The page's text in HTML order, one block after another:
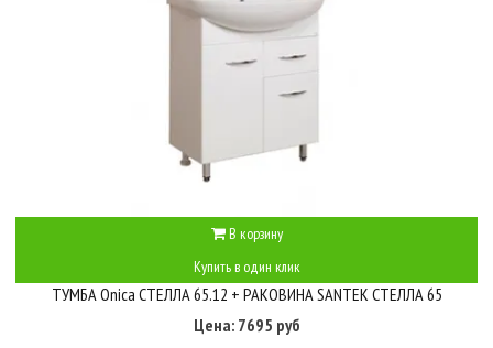
В корзину
Купить в один клик
ТУМБА Onica СТЕЛЛА 65.12 + РАКОВИНА SANTEK СТЕЛЛА 65
Цена: 7695 руб